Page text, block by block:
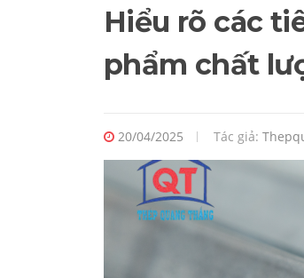
Hiểu rõ các
phẩm chất
20/04/2025 Tác giả: